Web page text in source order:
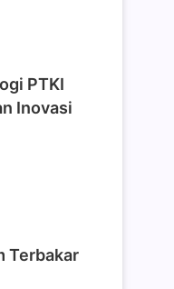
PTKI
Inovasi
Terbakar